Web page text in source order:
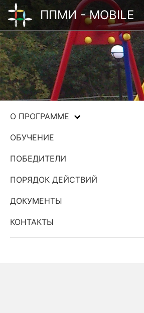
ППМИ - MOBILE
О ПРОГРАММЕ
ОБУЧЕНИЕ
ПОБЕДИТЕЛИ
ПОРЯДОК ДЕЙСТВИЙ
ДОКУМЕНТЫ
КОНТАКТЫ